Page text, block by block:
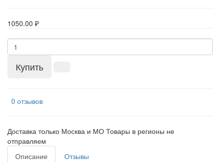
1050.00 ₽
Купить
0 отзывов
Доставка только Москва и МО Товары в регионы не
отправляем
Описание
Отзывы